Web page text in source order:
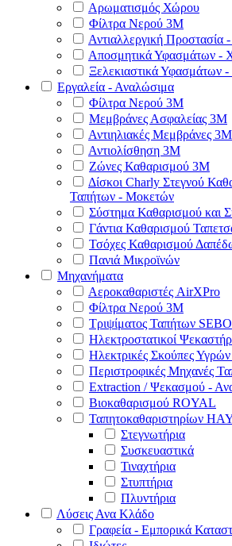
Αρωματισμός Χώρου
Φίλτρα Νερού 3Μ
Αντιαλλεργική
Αποσμητικά Υφασμάτων -
Ξελεκιαστικά Υφασμάτων
Εργαλεία - Αναλώσιμα
Φίλτρα Νερού 3Μ
Μεμβράνες Ασφαλείας 3Μ
Αντιηλιακές Μεμβράνες 3Μ
Αντιολίσθηση 3Μ
Ζώνες Καθαρισμού 3Μ
Δίσκοι Charly Στεγνού
Ταπήτων - Μοκετών
Σύστημα Καθαρισμού και
Γάντια Καθαρισμού
Τσόχες Καθαρισμού
Πανιά Μικροϊνών
Μηχανήματα
Αεροκαθαριστές AirXPro
Φίλτρα Νερού 3M
Τριψίματος Ταπήτων SEBO
Ηλεκτροστατικοί
Ηλεκτρικές Σκούπες
Περιστροφικές Μηχανές
Extraction / Ψεκασμού -
Βιοκαθαρισμού ROYAL
Ταπητοκαθαριστηρίων
Στεγνωτήρια
Συσκευαστικά
Τιναχτήρια
Στυπτήρια
Πλυντήρια
Λύσεις Ανα Κλάδο
Γραφεία - Εμπορικά